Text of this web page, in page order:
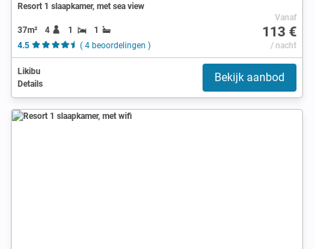
Resort 1 slaapkamer, met sea view
37m² 4 1
1
4.5
( 4 beoordelingen )
Vanaf
113 €
/ nacht
Likibu
Details
Bekijk aanbod